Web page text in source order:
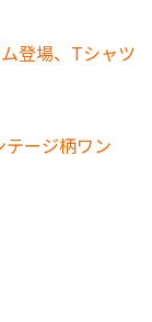
登場、Tシャツ
ージ柄ワン